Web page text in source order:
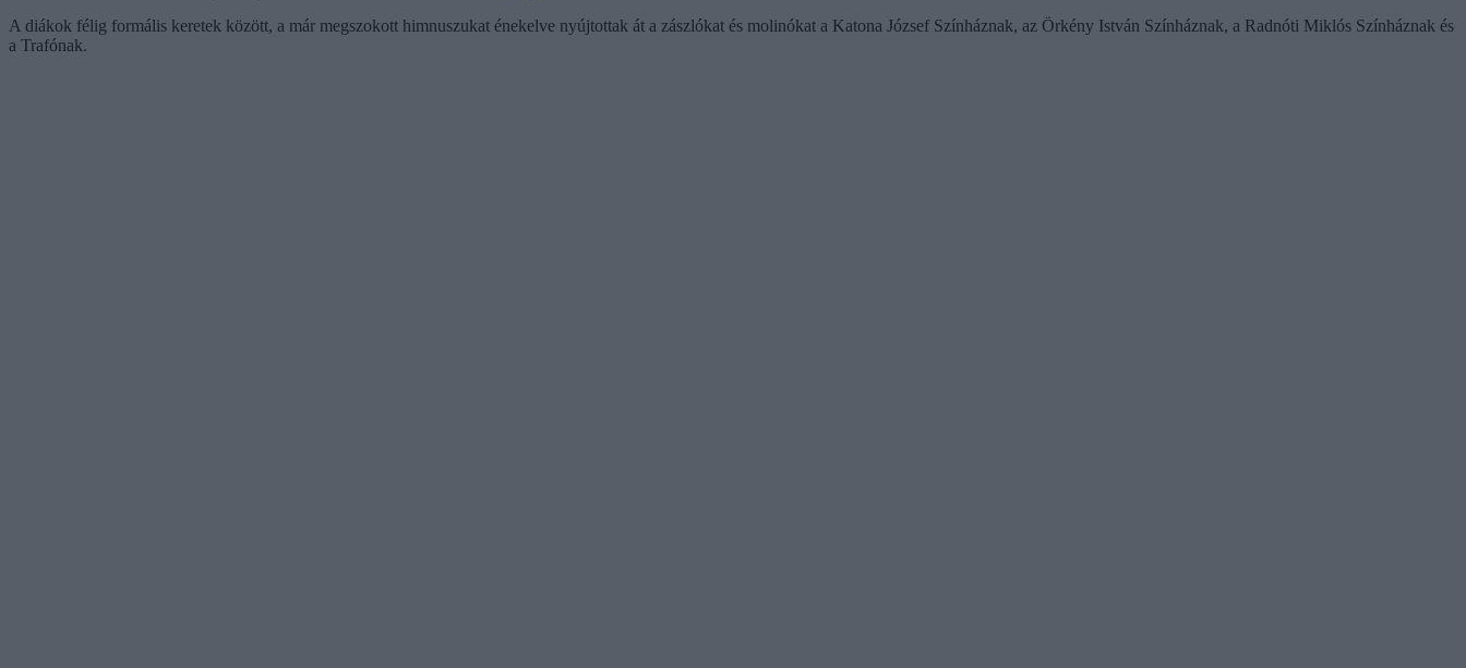
A diákok félig formális keretek között, a már megszokott himnuszukat énekelve nyújtottak át a zászlókat és molinókat a Katona József Színháznak, az Örkény István Színháznak, a Radnóti Miklós Színháznak és
a Trafónak.